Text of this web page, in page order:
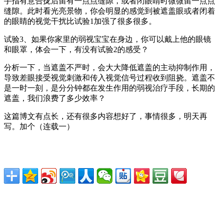
缝隙。此时看光亮景物，你会明显的感觉到被遮盖眼或者闭着
的眼睛的视觉干扰比试验1加强了很多很多。
试验3、如果你家里的弱视宝宝在身边，你可以戴上他的眼镜
和眼罩，体会一下，有没有试验2的感受？
分析一下，当遮盖不严时，会大大降低遮盖的主动抑制作用，
导致差眼接受视觉刺激和传入视觉信号过程收到阻挠。遮盖不
是一时一刻，是分分钟都在发生作用的弱视治疗手段，长期的
遮盖，我们浪费了多少效率？
这篇博文有点长，还有很多内容想好了，事情很多，明天再
写。加个（连载一）